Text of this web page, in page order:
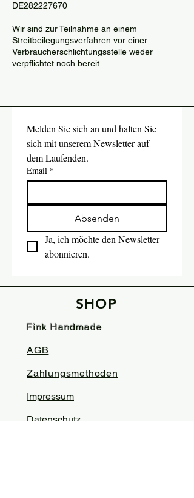
DE282227670
Wir sind zur Teilnahme an einem
Streitbeilegungsverfahren vor einer
Verbraucherschlichtungsstelle weder
verpflichtet noch bereit.
Melden Sie sich an und halten Sie
sich mit unserem Newsletter auf
dem Laufenden.
Email *
Absenden
Ja, ich möchte den Newsletter
abonnieren.
SHOP
Fink Handmade
AGB
Zahlungsmethoden
Impressum
Datenschutz